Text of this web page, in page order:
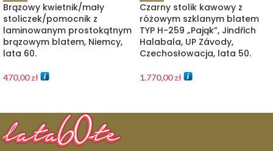
Brązowy kwietnik/mały
stoliczek/pomocnik z
laminowanym prostokątnym
brązowym blatem, Niemcy,
lata 60.
470,00zł
Czarny stolik kawowy z
różowym szklanym blatem
TYP H-259 „Pająk”, Jindřich
Halabala, UP Závody,
Czechosłowacja, lata 50.
1.770,00zł